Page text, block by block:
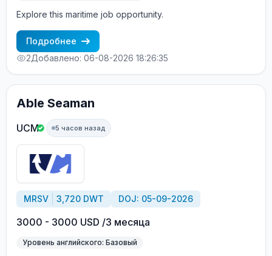
Explore this maritime job opportunity.
Подробнее
2Добавлено: 06-08-2026 18:26:35
Able Seaman
UCM 5 часов назад
MRSV 3,720 DWT DOJ: 05-09-2026
3000 - 3000 USD /3 месяца
Уровень английского: Базовый